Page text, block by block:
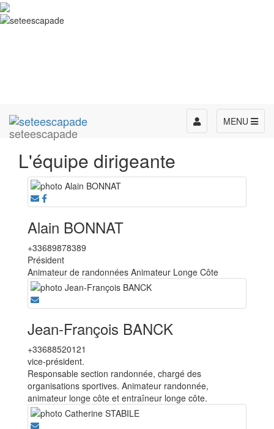
seteescapade
MENU
Toggle
navigation
L'équipe dirigeante
Alain BONNAT
+33689878389
Président
Animateur de randonnées Animateur Longe Côte
Jean-François BANCK
+33688520121
vice-président.
Responsable section randonnée, chargé des
organisations sportives. Animateur randonnée,
animateur longe côte et entraîneur longe côte.